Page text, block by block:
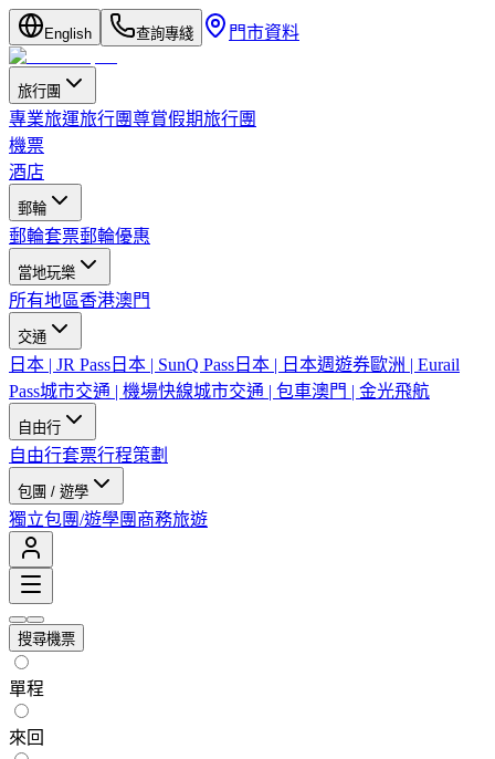
English 查詢專綫 門市資料
旅行團
專業旅運旅行團尊賞假期旅行團
機票
酒店
郵輪
郵輪套票郵輪優惠
當地玩樂
所有地區香港澳門
交通
日本 | JR Pass 日本 | SunQ Pass 日本 | 日本週遊券歐洲 | Eurail
Pass城市交通 | 機場快線城市交通 | 包車澳門 | 金光飛航
自由行
自由行套票行程策劃
包團 / 遊學
獨立包團/遊學團 商務旅遊
搜尋機票
單程
來回